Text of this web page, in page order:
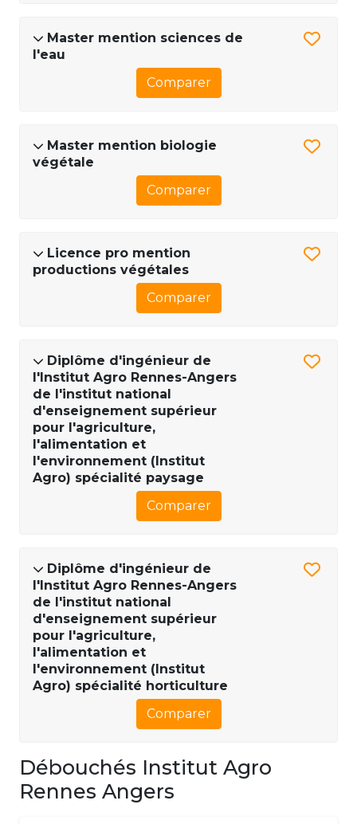
Master mention sciences de
l'eau
Comparer
Master mention biologie
végétale
Comparer
Licence pro mention
productions végétales
Comparer
Diplôme d'ingénieur de
l'Institut Agro Rennes-Angers
de l'institut national
d'enseignement supérieur
pour l'agriculture,
l'alimentation et
l'environnement (Institut
Agro) spécialité paysage
Comparer
Diplôme d'ingénieur de
l'Institut Agro Rennes-Angers
de l'institut national
d'enseignement supérieur
pour l'agriculture,
l'alimentation et
l'environnement (Institut
Agro) spécialité horticulture
Comparer
Débouchés Institut Agro
Rennes Angers